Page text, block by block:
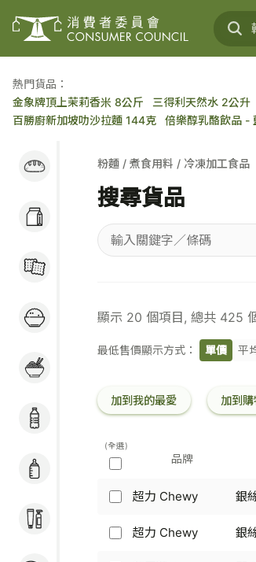
熱門貨品：
金象牌頂上茉莉香米 8公斤
三得利天然水 2公升
百勝廚新加坡叻沙拉麵 144克
倍樂醇乳酪飲品 -
麵包蛋糕 / 穀類早餐
/ 麵包醬
奶類及乳製品 / 大豆
製品 / 蛋類
米 / 食油 / 罐頭 / 蔬
果 / 肉類
粉麵 / 煮食用料 / 冷
奶粉 / 嬰兒用品
粉麵 / 煮食用料 / 冷凍加工食品
搜尋貨品
鍵
／
顯示 20 個項目, 總共 425
最低售價顯示方式： 單價 平
加到我的最愛 加到
(全選)
品牌
超
Chewy
超力 Chewy 銀
超
超力 Chewy 銀